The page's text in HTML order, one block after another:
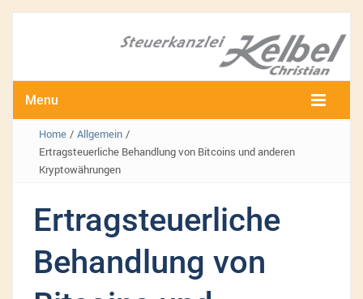
Menu
Home / Allgemein /
Ertragsteuerliche Behandlung von Bitcoins und anderen
Kryptowährungen
Ertragsteuerliche
Behandlung von